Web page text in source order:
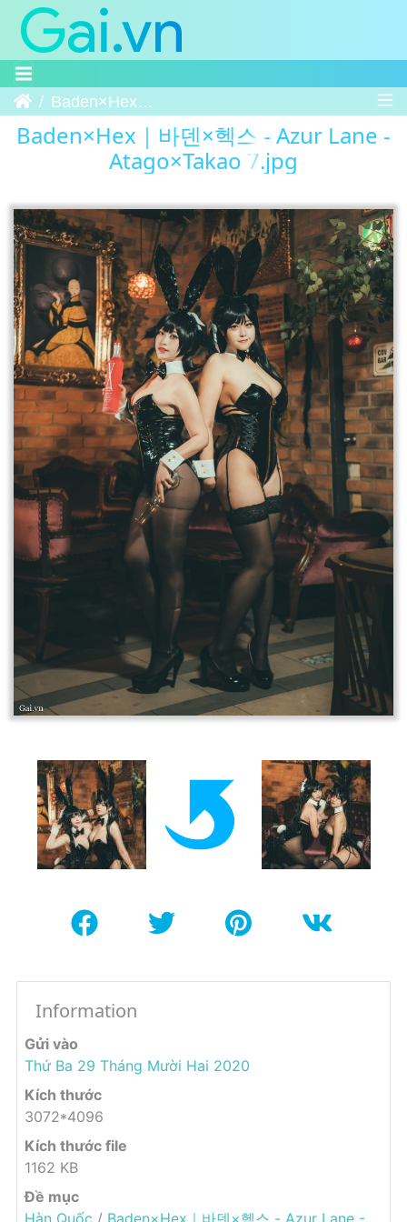
Trang chủBaden×Hex｜바덴×헥스 - Azur Lane - Atago×Takao 7
Baden×Hex｜바덴×헥스 - Azur Lane -
Atago×Takao 7.jpg
Information
Gửi vào
Thứ Ba 29 Tháng Mười Hai 2020
Kích thước
3072*4096
Kích thước file
1162 KB
Đề mục